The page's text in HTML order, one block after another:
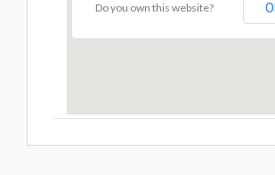
Do you own this website?